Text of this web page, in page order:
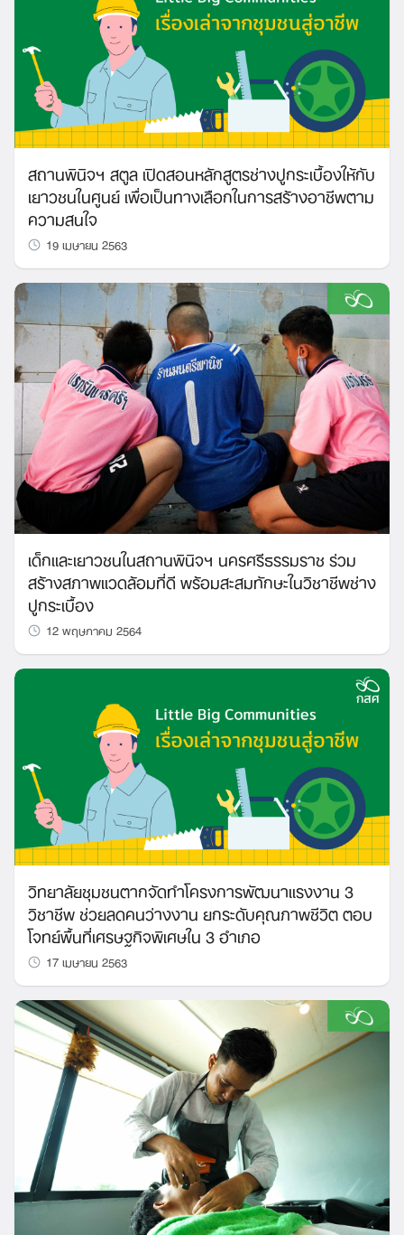
Search
สถานพินิจฯ สตูล เปิดสอนหลักสูตรช่างปูกระเบื้องให้กับ
เยาวชนในศูนย์ เพื่อเป็นทางเลือกในการสร้างอาชีพตาม
ความสนใจ
19 เมษายน 2563
เด็กและเยาวชนในสถานพินิจฯ นครศรีธรรมราช ร่วม
สร้างสภาพแวดล้อมที่ดี พร้อมสะสมทักษะในวิชาชีพช่าง
ปูกระเบื้อง
12 พฤษภาคม 2564
วิทยาลัยชุมชนตากจัดทำโครงการพัฒนาแรงงาน 3
วิชาชีพ ช่วยลดคนว่างงาน ยกระดับคุณภาพชีวิต ตอบ
โจทย์พื้นที่เศรษฐกิจพิเศษใน 3 อำเภอ
17 เมษายน 2563